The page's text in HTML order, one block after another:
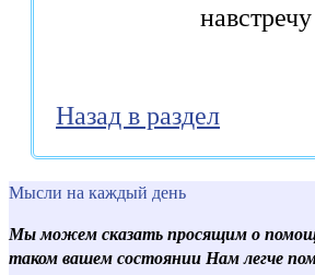
Назад в раздел
Мысли на каждый день
Мы можем сказать просящим о
таком вашем состоянии Нам легче